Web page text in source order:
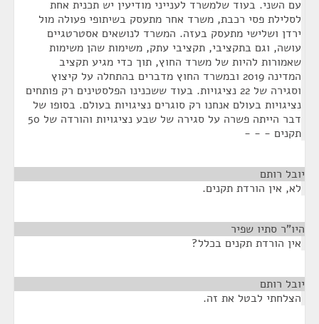
עם השני. בעוד שלמשרד לענייני מודיעין יש תכנית אחת
לסלילת פסי רכבת, משרד אחר מתעסק בשיתופי פעולה מול
ירדן ושלישי מתעסק בעזה. המשרד לנושאים אסטרטגיים
עושה, וגם בתקציבי, תקציבי עתק, משימות שהן משימות
שאמורות להיות של משרד החוץ, תוך כדי מגיע תקציב
המדינה 2019 ובמשרד החוץ מדברים בהתחלה על קיצוץ
וסגירה של 22 נציגויות. בעוד ששכנינו הפלסטינים רק פותחים
נציגויות בעולם אנחנו רק סוגרים נציגויות בעולם. בסופו של
דבר הייתה פשרה על סגירה של שבע נציגויות והורדה של 50
תקנים - - -
יובל רותם
לא, אין הורדת תקנים.
היו"ר סתיו שפיר
אין הורדת תקנים בכלל?
יובל רותם
הצלחתי לבטל את זה.